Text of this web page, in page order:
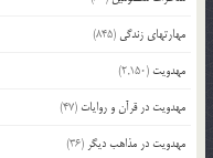
مهارتهای زندگی (845)
مهدویت (2,150)
مهدویت در قرآن و روایات (47)
مهدویت در مذاهب دیگر (36)